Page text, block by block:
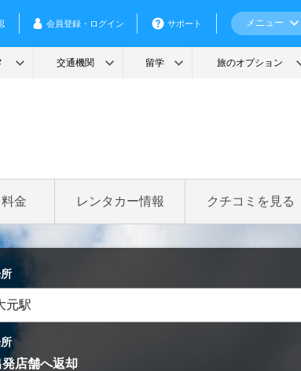
金 レンタカー情報 クチコミを見る
元駅
発店舗へ返却